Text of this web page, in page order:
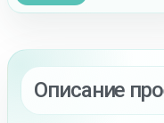
Описание